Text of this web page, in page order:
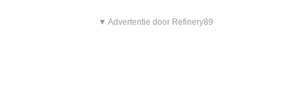
▼ Advertentie door Refinery89